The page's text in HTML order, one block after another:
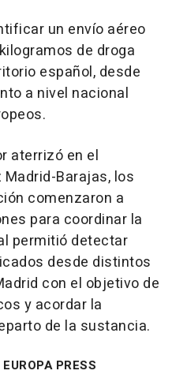
un envío aéreo
de droga
español, desde
a nivel nacional
aterrizó en el
Barajas, los
comenzaron a
para coordinar la
permitió detectar
desde distintos
con el objetivo de
y acordar la
de la sustancia.
PRESS